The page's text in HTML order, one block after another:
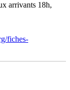
arrivants 18h,
fiches-